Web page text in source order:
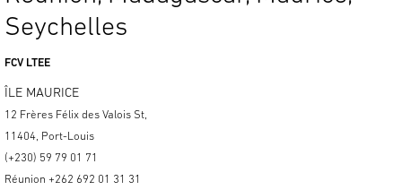
Seychelles
FCV LTEE
ÎLE MAURICE
12 Frères Félix des Valois St,
11404, Port-Louis
(+230) 59 79 01 71
Réunion +262 692 01 31 31